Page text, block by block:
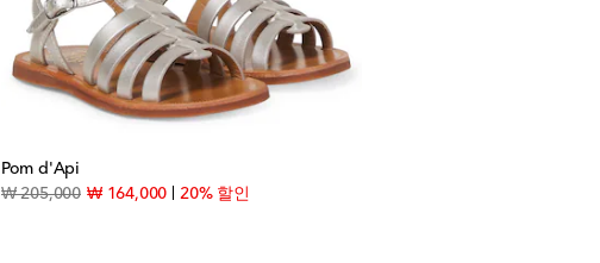
Pom d'Api
₩ 205,000original price
₩ 164,000discount price
20% 할인